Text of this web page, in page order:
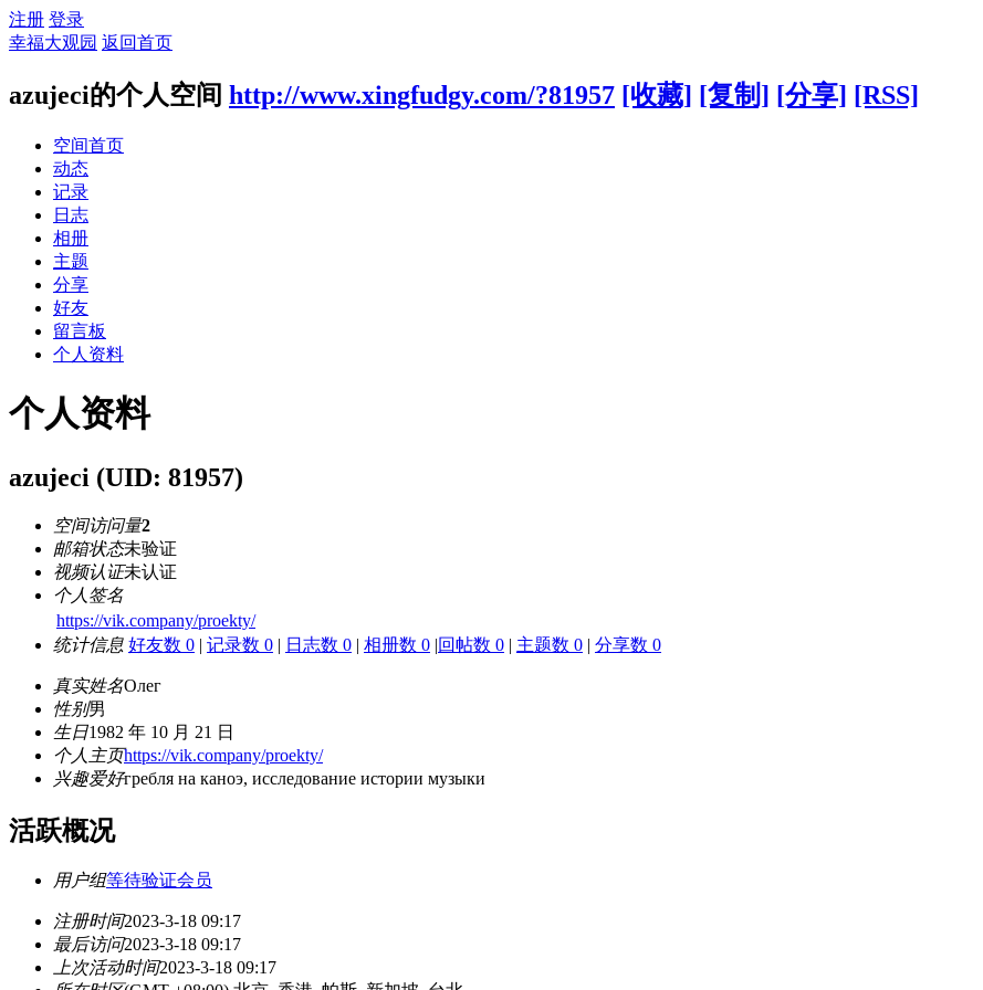
注册 登录
幸福大观园 返回首页
azujeci的个人空间 http://www.xingfudgy.com/?81957 [收藏] [复制] [分享] [RSS]
空间首页
动态
记录
日志
相册
主题
分享
好友
留言板
个人资料
个人资料
azujeci (UID: 81957)
空间访问量2
邮箱状态未验证
视频认证未认证
个人签名
https://vik.company/proekty/
统计信息 好友数 0 | 记录数 0 | 日志数 0 | 相册数 0 |回帖数 0 | 主题数 0 | 分享数 0
真实姓名Олег
性别男
生日1982 年 10 月 21 日
个人主页https://vik.company/proekty/
兴趣爱好гребля на каноэ, исследование истории музыки
活跃概况
用户组等待验证会员
注册时间2023-3-18 09:17
最后访问2023-3-18 09:17
上次活动时间2023-3-18 09:17